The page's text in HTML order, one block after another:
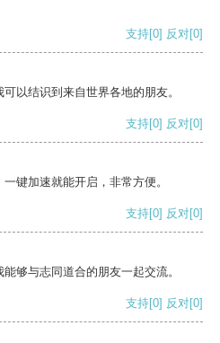
支持[0] 反对[0]
以结识到来自世界各地的朋友。
支持[0] 反对[0]
键加速就能开启，非常方便。
支持[0] 反对[0]
够与志同道合的朋友一起交流。
支持[0] 反对[0]